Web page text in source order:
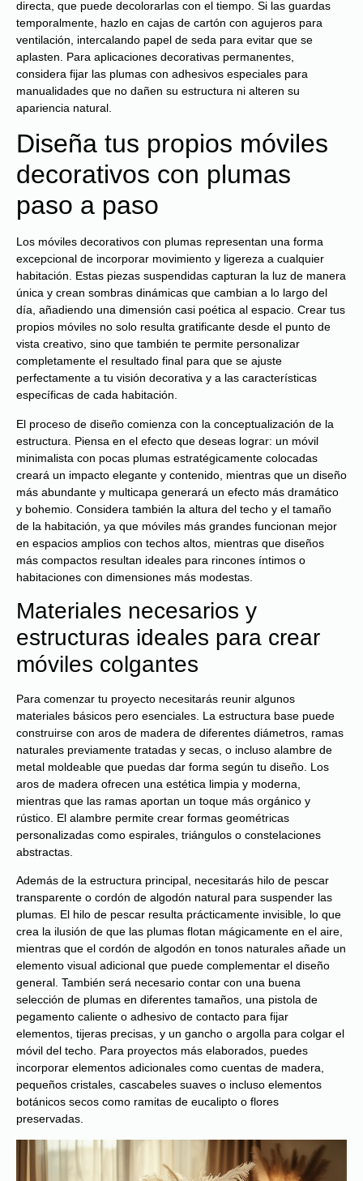
directa, que puede decolorarlas con el tiempo. Si las guardas
temporalmente, hazlo en cajas de cartón con agujeros para
ventilación, intercalando papel de seda para evitar que se
aplasten. Para aplicaciones decorativas permanentes,
considera fijar las plumas con adhesivos especiales para
manualidades que no dañen su estructura ni alteren su
apariencia natural.
Diseña tus propios móviles
decorativos con plumas
paso a paso
Los móviles decorativos con plumas representan una forma
excepcional de incorporar movimiento y ligereza a cualquier
habitación. Estas piezas suspendidas capturan la luz de manera
única y crean sombras dinámicas que cambian a lo largo del
día, añadiendo una dimensión casi poética al espacio. Crear tus
propios móviles no solo resulta gratificante desde el punto de
vista creativo, sino que también te permite personalizar
completamente el resultado final para que se ajuste
perfectamente a tu visión decorativa y a las características
específicas de cada habitación.
El proceso de diseño comienza con la conceptualización de la
estructura. Piensa en el efecto que deseas lograr: un móvil
minimalista con pocas plumas estratégicamente colocadas
creará un impacto elegante y contenido, mientras que un diseño
más abundante y multicapa generará un efecto más dramático
y bohemio. Considera también la altura del techo y el tamaño
de la habitación, ya que móviles más grandes funcionan mejor
en espacios amplios con techos altos, mientras que diseños
más compactos resultan ideales para rincones íntimos o
habitaciones con dimensiones más modestas.
Materiales necesarios y
estructuras ideales para crear
móviles colgantes
Para comenzar tu proyecto necesitarás reunir algunos
materiales básicos pero esenciales. La estructura base puede
construirse con aros de madera de diferentes diámetros, ramas
naturales previamente tratadas y secas, o incluso alambre de
metal moldeable que puedas dar forma según tu diseño. Los
aros de madera ofrecen una estética limpia y moderna,
mientras que las ramas aportan un toque más orgánico y
rústico. El alambre permite crear formas geométricas
personalizadas como espirales, triángulos o constelaciones
abstractas.
Además de la estructura principal, necesitarás hilo de pescar
transparente o cordón de algodón natural para suspender las
plumas. El hilo de pescar resulta prácticamente invisible, lo que
crea la ilusión de que las plumas flotan mágicamente en el aire,
mientras que el cordón de algodón en tonos naturales añade un
elemento visual adicional que puede complementar el diseño
general. También será necesario contar con una buena
selección de plumas en diferentes tamaños, una pistola de
pegamento caliente o adhesivo de contacto para fijar
elementos, tijeras precisas, y un gancho o argolla para colgar el
móvil del techo. Para proyectos más elaborados, puedes
incorporar elementos adicionales como cuentas de madera,
pequeños cristales, cascabeles suaves o incluso elementos
botánicos secos como ramitas de eucalipto o flores
preservadas.